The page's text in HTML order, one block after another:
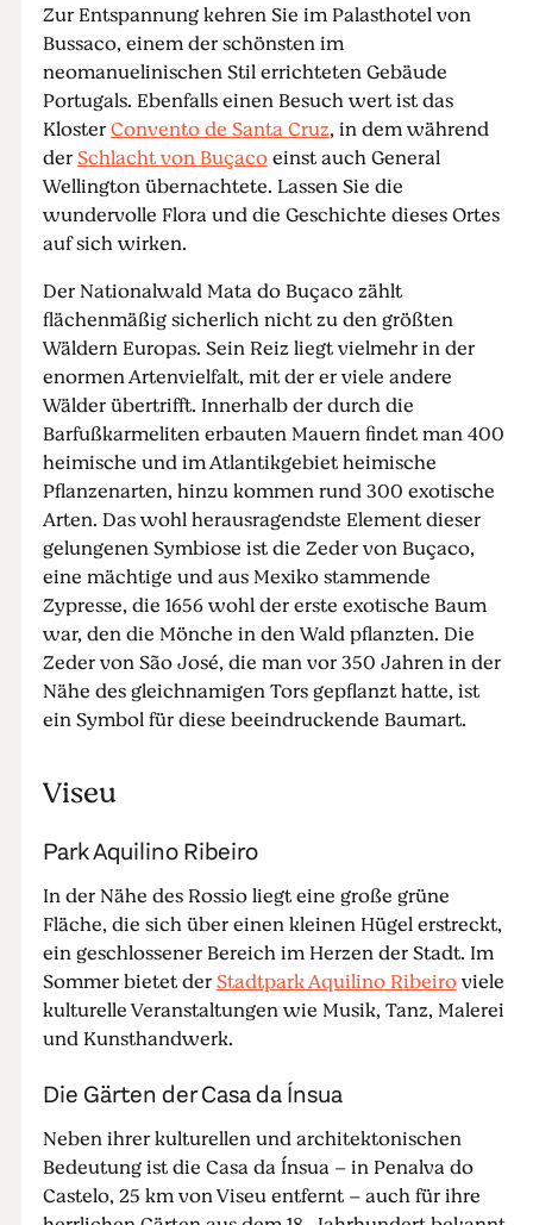
Zur Entspannung kehren Sie im Palasthotel von
Bussaco, einem der schönsten im
neomanuelinischen Stil errichteten Gebäude
Portugals. Ebenfalls einen Besuch wert ist das
KlosterConvento de Santa Cruz, in dem während
derSchlacht von Buçacoeinst auch General
Wellington übernachtete. Lassen Sie die
wundervolle Flora und die Geschichte dieses Ortes
auf sich wirken.
Der Nationalwald Mata do Buçaco zählt
flächenmäßig sicherlich nicht zu den größten
Wäldern Europas. Sein Reiz liegt vielmehr in der
enormen Artenvielfalt, mit der er viele andere
Wälder übertrifft. Innerhalb der durch die
Barfußkarmeliten erbauten Mauern findet man 400
heimische und im Atlantikgebiet heimische
Pflanzenarten, hinzu kommen rund 300 exotische
Arten. Das wohl herausragendste Element dieser
gelungenen Symbiose ist die Zeder von Buçaco,
eine mächtige und aus Mexiko stammende
Zypresse, die 1656 wohl der erste exotische Baum
war, den die Mönche in den Wald pflanzten. Die
Zeder von São José, die man vor 350 Jahren in der
Nähe des gleichnamigen Tors gepflanzt hatte, ist
ein Symbol für diese beeindruckende Baumart.
Viseu
Park Aquilino Ribeiro
In der Nähe des Rossio liegt eine große grüne
Fläche, die sich über einen kleinen Hügel erstreckt,
ein geschlossener Bereich im Herzen der Stadt. Im
Sommer bietet derStadtpark Aquilino Ribeiroviele
kulturelle Veranstaltungen wie Musik, Tanz, Malerei
und Kunsthandwerk.
Die Gärten der Casa da Ínsua
Neben ihrer kulturellen und architektonischen
Bedeutung ist die Casa da Ínsua – in Penalva do
Castelo, 25 km von Viseu entfernt – auch für ihre